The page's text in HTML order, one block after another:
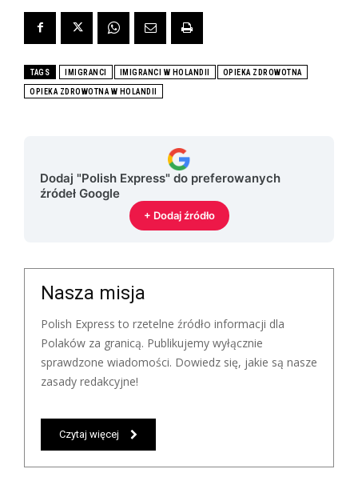
TAGS IMIGRANCI IMIGRANCI W HOLANDII OPIEKA ZDROWOTNA
OPIEKA ZDROWOTNA W HOLANDII
Dodaj "Polish Express" do preferowanych
źródeł Google
+ Dodaj źródło
Nasza misja
Polish Express to rzetelne źródło informacji dla
Polaków za granicą. Publikujemy wyłącznie
sprawdzone wiadomości. Dowiedz się, jakie są nasze
zasady redakcyjne!
Czytaj więcej